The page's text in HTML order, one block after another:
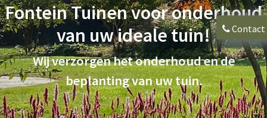
Fontein Tuinen voor onderhoud
van uw ideale tuin!
Wij verzorgen het onderhoud en de
beplanting van uw tuin.
Contact